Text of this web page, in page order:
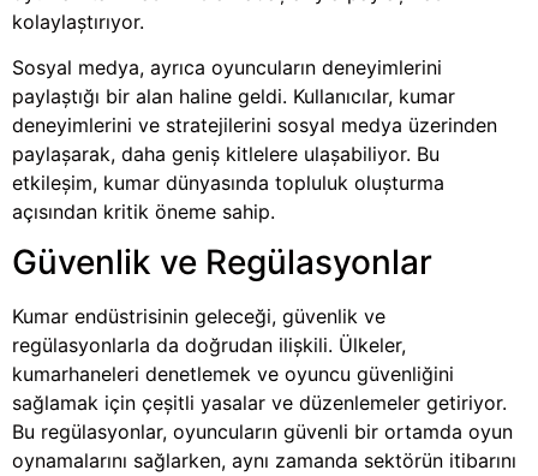
kolaylaştırıyor.
Sosyal medya, ayrıca oyuncuların deneyimlerini
paylaştığı bir alan haline geldi. Kullanıcılar, kumar
deneyimlerini ve stratejilerini sosyal medya üzerinden
paylaşarak, daha geniş kitlelere ulaşabiliyor. Bu
etkileşim, kumar dünyasında topluluk oluşturma
açısından kritik öneme sahip.
Güvenlik ve Regülasyonlar
Kumar endüstrisinin geleceği, güvenlik ve
regülasyonlarla da doğrudan ilişkili. Ülkeler,
kumarhaneleri denetlemek ve oyuncu güvenliğini
sağlamak için çeşitli yasalar ve düzenlemeler getiriyor.
Bu regülasyonlar, oyuncuların güvenli bir ortamda oyun
oynamalarını sağlarken, aynı zamanda sektörün itibarını